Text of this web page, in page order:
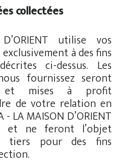
collectées
utilise vos
à des fins
ci-dessus. Les
fournissez seront
et mises à profit
de votre relation en
LA MAISON D’ORIENT
et ne feront l’objet
tiers pour des fins